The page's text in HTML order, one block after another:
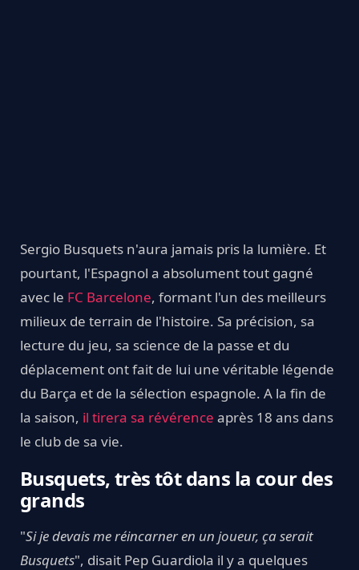
Sergio Busquets n'aura jamais pris la lumière. Et
pourtant, l'Espagnol a absolument tout gagné
avec le FC Barcelone, formant l'un des meilleurs
milieux de terrain de l'histoire. Sa précision, sa
lecture du jeu, sa science de la passe et du
déplacement ont fait de lui une véritable légende
du Barça et de la sélection espagnole. A la fin de
la saison, il tirera sa révérence après 18 ans dans
le club de sa vie.
Busquets, très tôt dans la cour des
grands
"Si je devais me réincarner en un joueur, ça serait
Busquets", disait Pep Guardiola il y a quelques